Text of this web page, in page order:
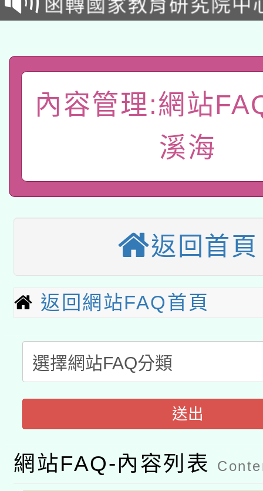
業成長研習」實施計畫
新北市政府教育局辦理
師專業成長研習實施計
函轉國立臺灣師範大學
族語言臺北學習中心
「族語學習班」招生簡
轉知有關國立成功大學
文教學共融平台-教案
件」活動簡章
教育部國民及學前教
年度COVID-19疫苗接
接種對象擴大為「滿6
接種之民眾」措施，延
月28日止
本市兒童口腔健康促進
宣導素材2份，請協助
管道加強宣導
有關銓敘部建置「公務
機關學校轉知所屬退休
用一案
辦理性別平等教育建置
人才庫實施計畫」一案
衛生局辦理之「115年
轉知教育部國民及學前
國立臺灣師範大學辦理
業成長研習」實施計畫
函轉國家教育研究院中
族教育國際趨勢與發展
轉知教育部國民及學前
新北市政府教育局辦理
師專業成長研習實施計
方素養工作坊新北場」
函轉國立臺灣師範大學
族語言臺北學習中心
「族語學習班」招生簡
轉知有關國立成功大學
文教學共融平台-教案
件」活動簡章
教育部國民及學前教
接種對象擴大為「滿6
宣導素材2份，請協助
有關銓敘部建置「公務
內容管理:網站
溪海
返回首頁
返回網站FAQ首頁
送出
網站FAQ-內容列表